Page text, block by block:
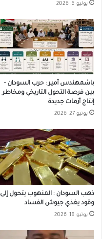
يوليو 6, 2026
باشمهندس أمير : حرب السودان –
بين فرصة التحول التاريخي ومخاطر
إنتاج أزمات جديدة
يونيو 27, 2026
ذهب السودان : المنهوب يتحول إلى
وقود يغذي جيوش الفساد
يونيو 18, 2026